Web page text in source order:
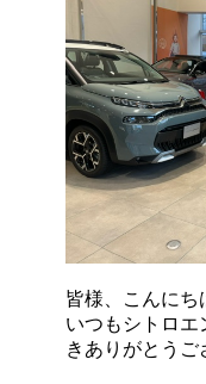
皆様、こんにち
いつもシトロ
きありがとうご